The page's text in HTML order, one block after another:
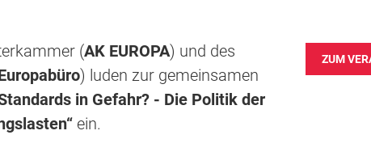
(AK EUROPA) und des
) luden zur gemeinsamen
in Gefahr? - Die Politik der
ein.
ZUM